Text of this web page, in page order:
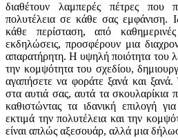
διαθέτουν λαμπερές πέτρες που
πολυτέλεια σε κάθε σας εμφάνιση.
κάθε περίσταση, από
εκδηλώσεις, προσφέρουν μια
απαρατήρητη. Η υψηλή ποιότητα του
την κομψότητα του σχεδίου,
αγαπήσετε να φοράτε ξανά και
στα αυτιά σας, αυτά τα σκουλαρίκια
καθιστώντας τα ιδανική επιλογή
εκτιμά την πολυτέλεια και την
είναι απλώς αξεσουάρ, αλλά μια